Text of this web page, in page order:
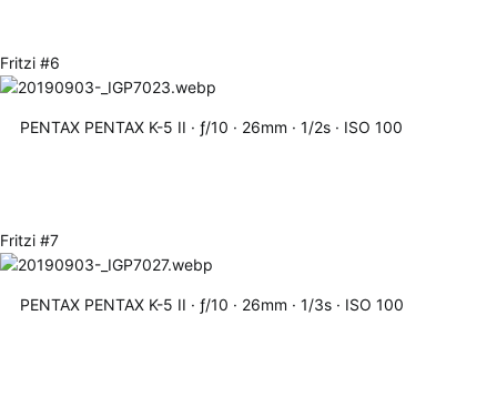
Fritzi #6
PENTAX PENTAX K-5 II ƒ/10 26mm 1/2s ISO 100
Fritzi #7
PENTAX PENTAX K-5 II ƒ/10 26mm 1/3s ISO 100